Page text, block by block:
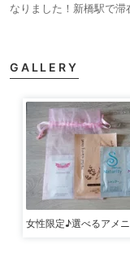
なりました！新橋駅で滞
GALLERY
女性限定♪選べるアメ